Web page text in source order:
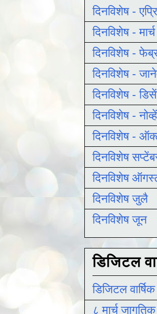
दिनविशेष -
दिनविशेष - मार्च
दिनविशेष -
दिनविशेष -
दिनविशेष -
दिनविशेष -
दिनविशेष -
दिनविशेष
दिनविशेष
दिनविशेष जुलै
दिनविशेष जून
डिजिटल
डिजिटल
८ मार्च